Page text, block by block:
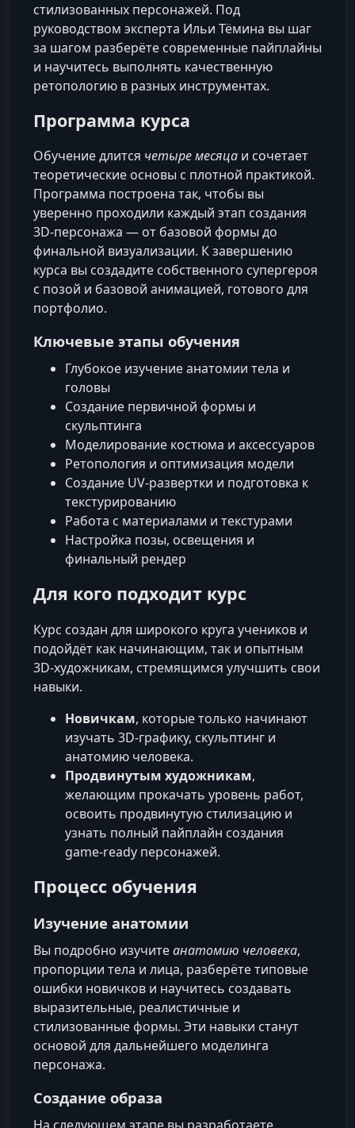
стилизованных персонажей. Под
руководством эксперта Ильи Тёмина вы шаг
за шагом разберёте современные пайплайны
и научитесь выполнять качественную
ретопологию в разных инструментах.
Программа курса
Обучение длится четыре месяца и сочетает
теоретические основы с плотной практикой.
Программа построена так, чтобы вы
уверенно проходили каждый этап создания
3D-персонажа — от базовой формы до
финальной визуализации. К завершению
курса вы создадите собственного супергероя
с позой и базовой анимацией, готового для
портфолио.
Ключевые этапы обучения
Глубокое изучение анатомии тела и
головы
Создание первичной формы и
скульптинга
Моделирование костюма и аксессуаров
Ретопология и оптимизация модели
Создание UV-развертки и подготовка к
текстурированию
Работа с материалами и текстурами
Настройка позы, освещения и
финальный рендер
Для кого подходит курс
Курс создан для широкого круга учеников и
подойдёт как начинающим, так и опытным
3D-художникам, стремящимся улучшить свои
навыки.
Новичкам, которые только начинают
изучать 3D-графику, скульптинг и
анатомию человека.
Продвинутым художникам,
желающим прокачать уровень работ,
освоить продвинутую стилизацию и
узнать полный пайплайн создания
game-ready персонажей.
Процесс обучения
Изучение анатомии
Вы подробно изучитеанатомию человека,
пропорции тела и лица, разберёте типовые
ошибки новичков и научитесь создавать
выразительные, реалистичные и
стилизованные формы. Эти навыки станут
основой для дальнейшего моделинга
персонажа.
Создание образа